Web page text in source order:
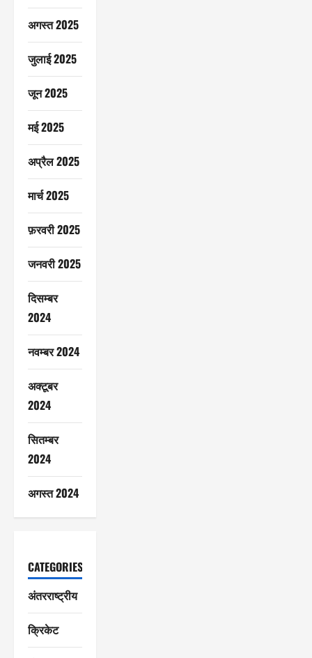
अगस्त 2025
जुलाई 2025
जून 2025
मई 2025
अप्रैल 2025
मार्च 2025
फ़रवरी 2025
जनवरी 2025
दिसम्बर
2024
नवम्बर 2024
अक्टूबर
2024
सितम्बर
2024
अगस्त 2024
CATEGORIES
अंतरराष्ट्रीय
क्रिकेट